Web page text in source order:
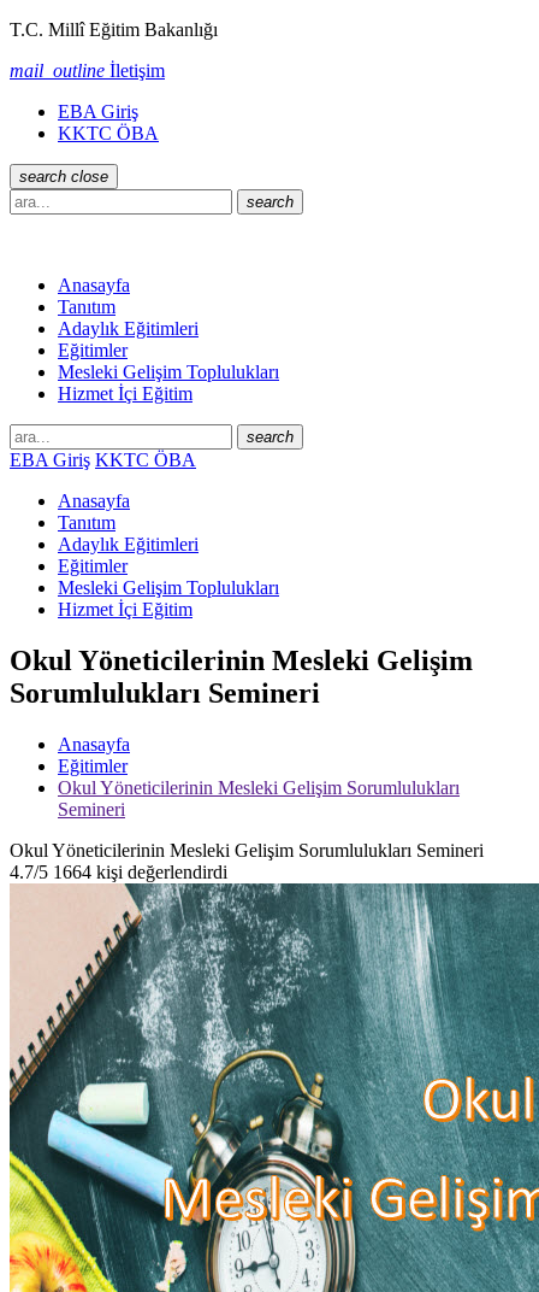
T.C. Millî Eğitim Bakanlığı
mail_outline İletişim
EBA Giriş
KKTC ÖBA
search close
search
Anasayfa
Tanıtım
Adaylık Eğitimleri
Eğitimler
Mesleki Gelişim Toplulukları
Hizmet İçi Eğitim
search
EBA Giriş KKTC ÖBA
Anasayfa
Tanıtım
Adaylık Eğitimleri
Eğitimler
Mesleki Gelişim Toplulukları
Hizmet İçi Eğitim
Okul Yöneticilerinin Mesleki Gelişim
Sorumlulukları Semineri
Anasayfa
Eğitimler
Okul Yöneticilerinin Mesleki Gelişim Sorumlulukları
Semineri
Okul Yöneticilerinin Mesleki Gelişim Sorumlulukları Semineri
4.7/5 1664 kişi değerlendirdi